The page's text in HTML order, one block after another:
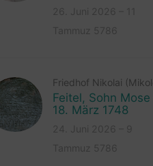
Friedhof Nikolai
Feitel, Sohn Mose
18. März 1748